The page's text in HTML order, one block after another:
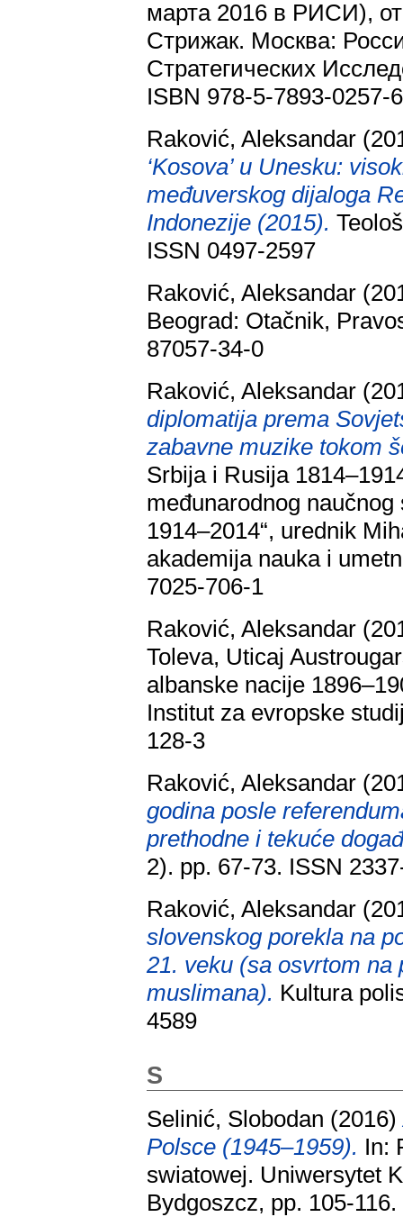
марта 2016 в РИСИ),
Стрижак. Москва:
Стратегических
ISBN 978-5-7893-0257-6
Raković, Aleksandar
‘Kosova’ u Unesku:
međuverskog dijaloga
Indonezije (2015).
ISSN 0497-2597
Raković, Aleksandar
Beograd: Otačnik,
87057-34-0
Raković, Aleksandar
diplomatija prema
zabavne muzike tokom
Srbija i Rusija
međunarodnog
1914–2014“, urednik
akademija nauka i
7025-706-1
Raković, Aleksandar
Toleva, Uticaj
albanske nacije
Institut za evropske
128-3
Raković, Aleksandar
godina posle
prethodne i tekuće
2). pp. 67-73. ISSN
Raković, Aleksandar
slovenskog porekla na
21. veku (sa osvrtom na
muslimana). Kultura
4589
S
Selinić, Slobodan (2016)
Polsce (1945–1959). In:
swiatowej. Uniwersytet
Bydgoszcz, pp. 105-